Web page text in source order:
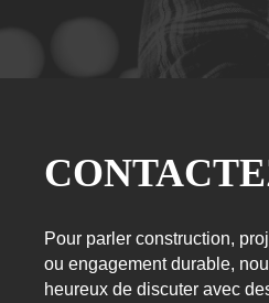
Pour parler construction,
ou engagement durable,
heureux de discuter avec